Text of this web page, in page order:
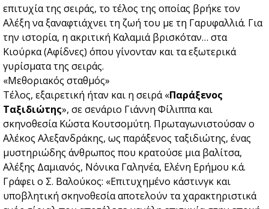
επιτυχία της σειράς, το τέλος της οποίας βρήκε τον
Αλέξη να ξαναφτιάχνει τη ζωή του με τη Γαρυφαλλιά. Για
την ιστορία, η ακριτική Καλαμιά βρισκόταν… στα
Κιούρκα (Αφίδνες) όπου γίνονταν και τα εξωτερικά
γυρίσματα της σειράς.
«Μεθοριακός σταθμός»
Τέλος, εξαιρετική ήταν και η σειρά «Παράξενος
Ταξιδιώτης», σε σενάριο Γιάννη Φίλιππα και
σκηνοθεσία Κώστα Κουτσομύτη. Πρωταγωνιστούσαν ο
Αλέκος Αλεξανδράκης, ως παράξενος ταξιδιώτης, ένας
μυστηριώδης άνθρωπος που κρατούσε μια βαλίτσα,
Αλέξης Δαμιανός, Νόνικα Γαληνέα, Ελένη Ερήμου κ.ά.
Γράφει ο Σ. Βαλούκος: «Επιτυχημένο κάστινγκ και
υποβλητική σκηνοθεσία αποτελούν τα χαρακτηριστικά